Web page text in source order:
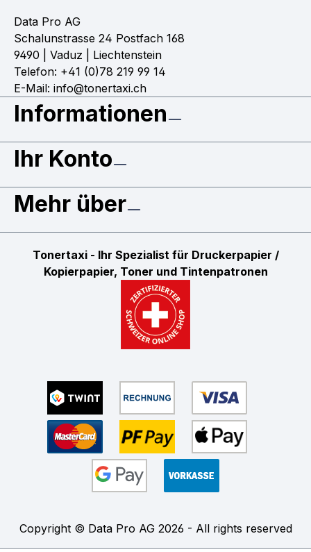
Data Pro AG
Schalunstrasse 24 Postfach 168
9490 | Vaduz | Liechtenstein
Telefon: +41 (0)78 219 99 14
E-Mail: info@tonertaxi.ch
Informationen
Ihr Konto
Mehr über
Tonertaxi - Ihr Spezialist für Druckerpapier /
Kopierpapier, Toner und Tintenpatronen
Copyright © Data Pro AG 2026 - All rights reserved